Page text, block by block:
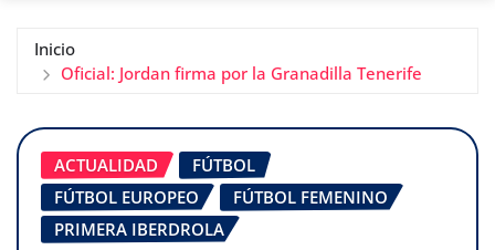
Inicio
Oficial: Jordan firma por la Granadilla Tenerife
ACTUALIDAD
FÚTBOL
FÚTBOL EUROPEO
FÚTBOL FEMENINO
PRIMERA IBERDROLA